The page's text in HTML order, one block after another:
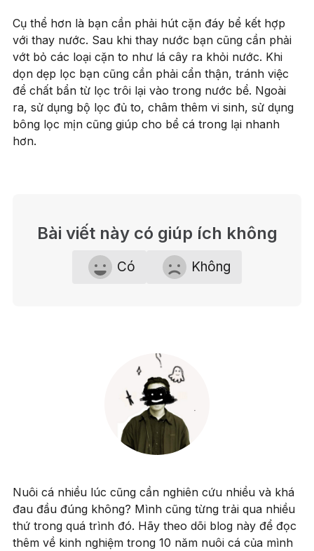
Cụ thể hơn là bạn cần phải hút cặn đáy bể kết hợp
với thay nước. Sau khi thay nước bạn cũng cần phải
vớt bỏ các loại cặn to như lá cây ra khỏi nước. Khi
dọn dẹp lọc bạn cũng cần phải cẩn thận, tránh việc
để chất bẩn từ lọc trôi lại vào trong nước bể. Ngoài
ra, sử dụng bộ lọc đủ to, châm thêm vi sinh, sử dụng
bông lọc mịn cũng giúp cho bể cá trong lại nhanh
hơn.
Bài viết này có giúp ích không
Có Không
Nuôi cá nhiều lúc cũng cần nghiên cứu nhiều và khá
đau đầu đúng không? Mình cũng từng trải qua nhiều
thứ trong quá trình đó. Hãy theo dõi blog này để đọc
thêm về kinh nghiệm trong 10 năm nuôi cá của mình